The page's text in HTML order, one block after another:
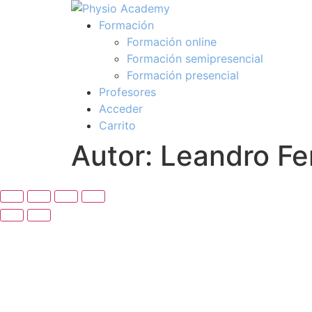
Formación
Formación online
Formación semipresencial
Formación presencial
Profesores
Acceder
Carrito
Autor: Leandro